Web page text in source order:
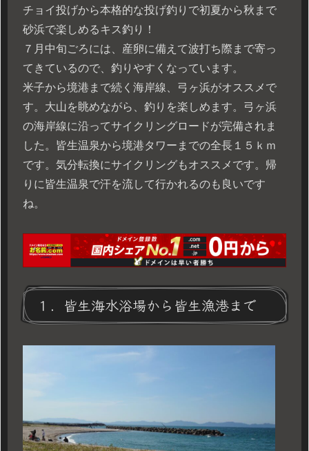
チョイ投げから本格的な投げ釣りで初夏から秋まで
砂浜で楽しめるキス釣り！
７月中旬ごろには、産卵に備えて波打ち際まで寄っ
てきているので、釣りやすくなっています。
米子から境港まで続く海岸線、弓ヶ浜がオススメで
す。大山を眺めながら、釣りを楽しめます。弓ヶ浜
の海岸線に沿ってサイクリングロードが完備されま
した。皆生温泉から境港タワーまでの全長１５ｋｍ
です。気分転換にサイクリングもオススメです。帰
りに皆生温泉で汗を流して行かれるのも良いです
ね。
１．皆生海水浴場から皆生漁港まで